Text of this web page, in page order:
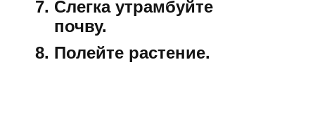
Слегка утрамбуйте
почву.
Полейте растение.